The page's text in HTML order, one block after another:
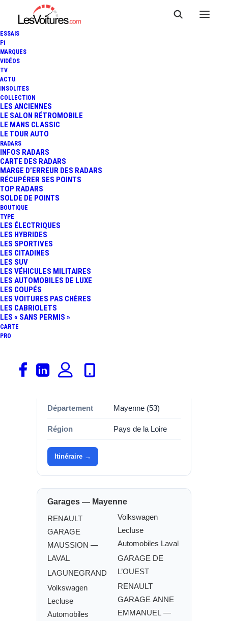
ESSAIS
F1
MARQUES
VIDÉOS
TV
ACTU
INSOLITES
COLLECTION
LES ANCIENNES
LE SALON RÉTROMOBILE
LE MANS CLASSIC
LE TOUR AUTO
RADARS
INFOS RADARS
CARTE DES RADARS
MARGE D’ERREUR DES RADARS
RÉCUPÉRER SES POINTS
TOP RADARS
SOLDE DE POINTS
BOUTIQUE
TYPE
LES ÉLECTRIQUES
LES HYBRIDES
LES SPORTIVES
LES CITADINES
LES SUV
LES VÉHICULES MILITAIRES
LES AUTOMOBILES DE LUXE
LES COUPÉS
LES VOITURES PAS CHÈRES
LES CABRIOLETS
LES « SANS PERMIS »
CARTE
PRO
Catégorie
Marque
Commune
Département Mayenne (53)
Région Pays de la Loire
Itinéraire →
Garages — Mayenne
RENAULT
GARAGE
MAUSSION —
LAVAL
LAGUNEGRAND
Volkswagen
Lecluse
Automobiles
Volkswagen
Lecluse
Automobiles Laval
GARAGE DE
L’OUEST
RENAULT
GARAGE ANNE
EMMANUEL —